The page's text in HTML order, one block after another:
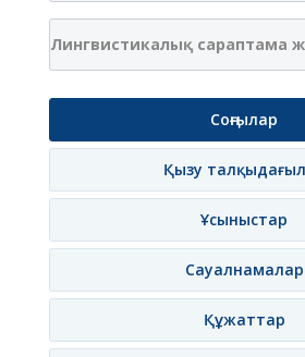
Лингвистикалық сараптама
Соңғылар
Қызу
Ұсыныстар
Сауалнамалар
Құжаттар